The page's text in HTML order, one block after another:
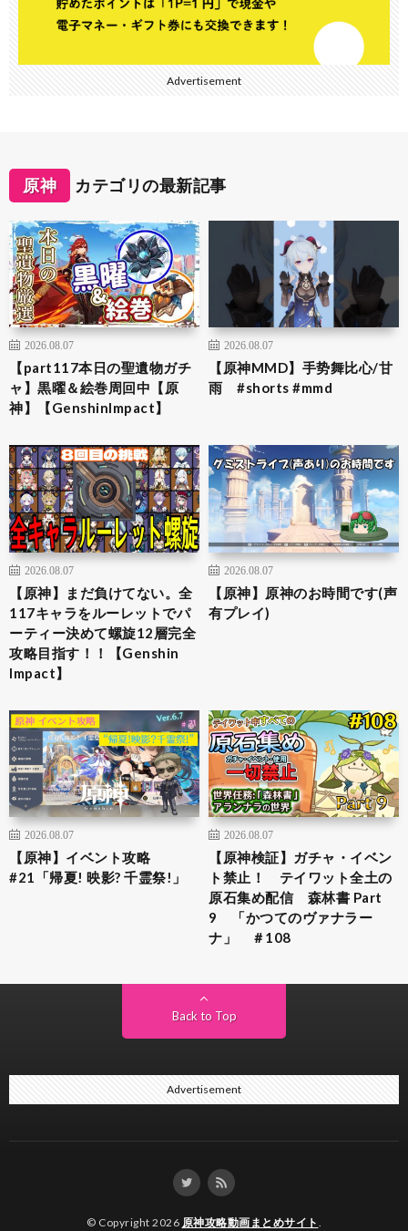
Advertisement
原神 カテゴリの最新記事
2026.08.07
【part117本日の聖遺物ガチ
ャ】黒曜＆絵巻周回中【原
神】【GenshinImpact】
2026.08.07
【原神MMD】手势舞比心/甘
雨 #shorts #mmd
2026.08.07
【原神】まだ負けてない。全
117キャラをルーレットでパ
ーティー決めて螺旋12層完全
攻略目指す！！【Genshin
Impact】
2026.08.07
【原神】原神のお時間です(声
有プレイ)
2026.08.07
【原神】イベント攻略
#21「帰夏! 映影? 千霊祭!」
2026.08.07
【原神検証】ガチャ・イベン
ト禁止！ テイワット全土の
原石集め配信 森林書 Part
9 「かつてのヴァナラー
ナ」 ＃108
Back to Top
Advertisement
© Copyright 2026 原神攻略動画まとめサイト .